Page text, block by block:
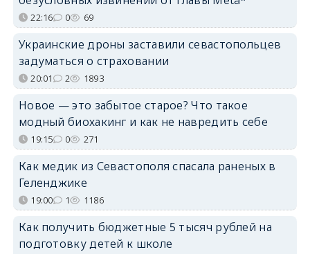
22:16 0 69
Украинские дроны заставили севастопольцев
задуматься о страховании
20:01 2 1893
Новое — это забытое старое? Что такое
модный биохакинг и как не навредить себе
19:15 0 271
Как медик из Севастополя спасала раненых в
Геленджике
19:00 1 1186
Как получить бюджетные 5 тысяч рублей на
подготовку детей к школе